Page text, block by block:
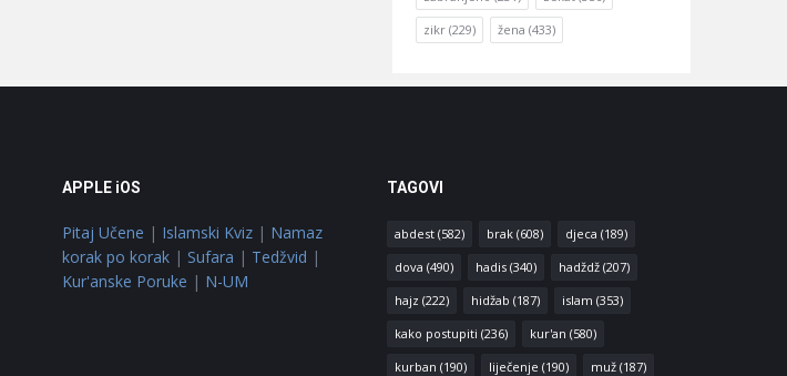
zikr (229) žena (433)
APPLE iOS
Pitaj Učene | Islamski Kviz | Namaz
korak po korak | Sufara | Tedžvid |
Kur'anske Poruke | N-UM
TAGOVI
abdest(582) brak(608) djeca (189)
dova (490) hadis(340) hadždž(207)
hajz (222) hidžab (187) islam (353)
kako postupiti (236) kur'an (580)
kurban (190) liječenje (190) muž(187)